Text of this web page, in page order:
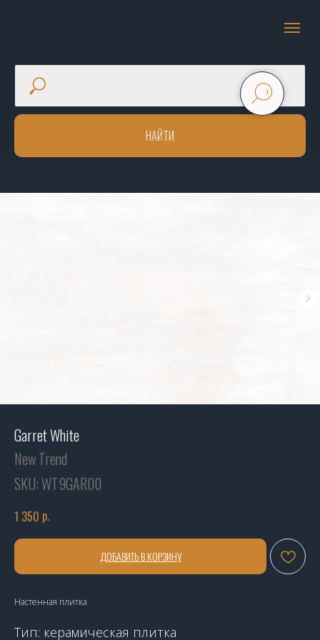
НАЙТИ
Garret White
New Trend
SKU: WT9GAR00
1 350 р.
ДОБАВИТЬ В КОРЗИНУ
Настенная плитка
Тип: керамическая плитка